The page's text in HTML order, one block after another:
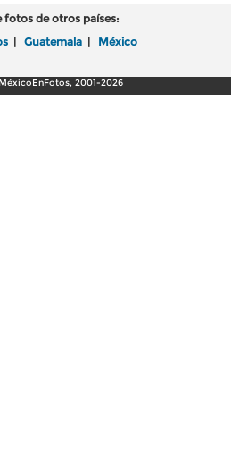
fotos de otros países:
| Guatemala | México
2001-2026